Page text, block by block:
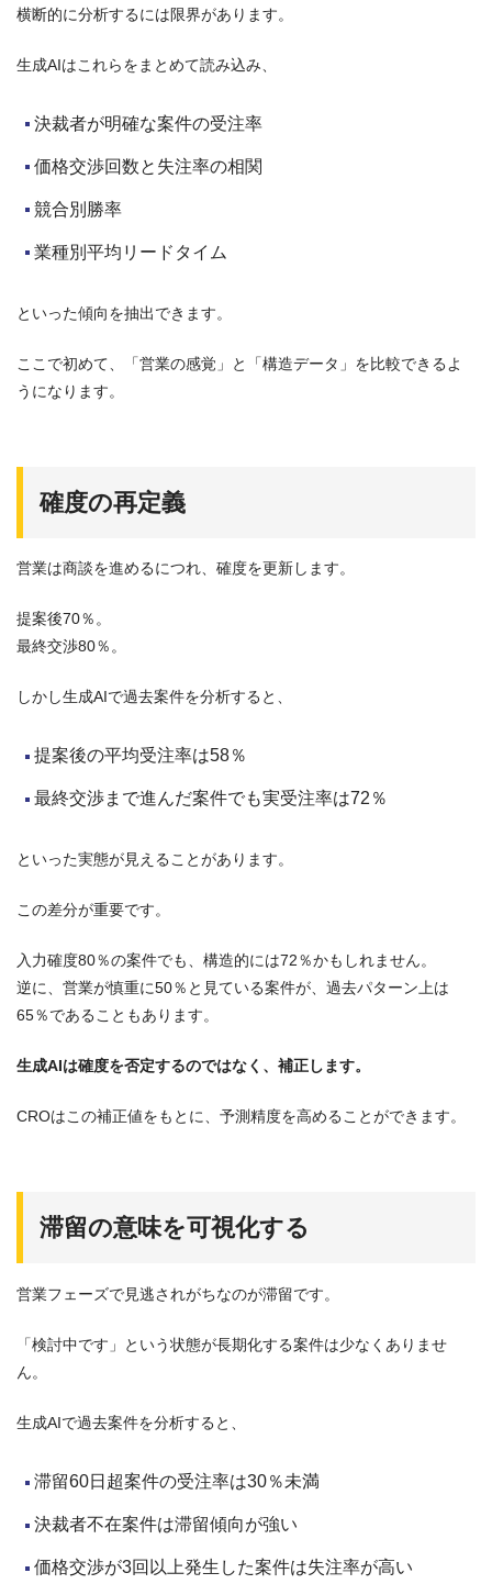
横断的に分析するには限界があります。
生成AIはこれらをまとめて読み込み、
決裁者が明確な案件の受注率
価格交渉回数と失注率の相関
競合別勝率
業種別平均リードタイム
といった傾向を抽出できます。
ここで初めて、「営業の感覚」と「構造データ」を比較できるよ
うになります。
確度の再定義
営業は商談を進めるにつれ、確度を更新します。
提案後70％。
最終交渉80％。
しかし生成AIで過去案件を分析すると、
提案後の平均受注率は58％
最終交渉まで進んだ案件でも実受注率は72％
といった実態が見えることがあります。
この差分が重要です。
入力確度80％の案件でも、構造的には72％かもしれません。
逆に、営業が慎重に50％と見ている案件が、過去パターン上は
65％であることもあります。
生成AIは確度を否定するのではなく、補正します。
CROはこの補正値をもとに、予測精度を高めることができます。
滞留の意味を可視化する
営業フェーズで見逃されがちなのが滞留です。
「検討中です」という状態が長期化する案件は少なくありませ
ん。
生成AIで過去案件を分析すると、
滞留60日超案件の受注率は30％未満
決裁者不在案件は滞留傾向が強い
価格交渉が3回以上発生した案件は失注率が高い